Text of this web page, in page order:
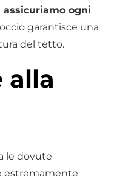
assicuriamo ogni
garantisce una
del tetto.
alla
le dovute
estremamente